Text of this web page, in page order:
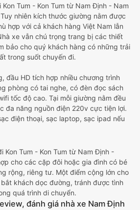
Tum - Kon Tum từ Nam Định - Nam
nhiên kích thước giường nằm được
hợp với cả khách hàng Việt Nam lẫn
xe vẫn chú trọng trang bị các thiết
bảo cho quý khách hàng có những trải
trong suốt chuyến đi.
đầu HD tích hợp nhiều chương trình
phòng có tai nghe, có đèn đọc sách
tốc độ cao. Tại mỗi giường nằm đều
đa năng nguồn điện 220v cực tiện lợi.
điện thoại, sạc laptop, sạc ipad nếu
Kon Tum - Kon Tum từ Nam Định -
cho các cặp đôi hoặc gia đình có bé
rộng, riêng tư. Một điểm cộng lớn cho
khách dọc đường, tránh được tình
quá trình di chuyển.
đánh giá nhà xe Nam Định